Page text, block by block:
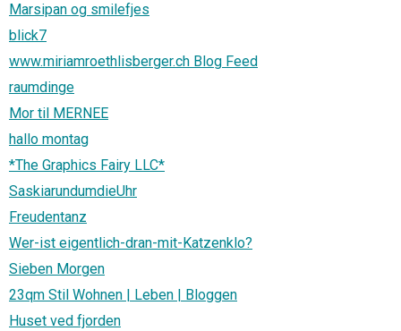
Marsipan og smilefjes
blick7
www.miriamroethlisberger.ch Blog Feed
raumdinge
Mor til MERNEE
hallo montag
*The Graphics Fairy LLC*
SaskiarundumdieUhr
Freudentanz
Wer-ist eigentlich-dran-mit-Katzenklo?
Sieben Morgen
23qm Stil Wohnen | Leben | Bloggen
Huset ved fjorden